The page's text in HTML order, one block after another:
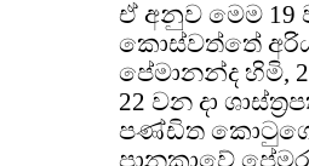
ඒ අනුව මෙම 19
කොස්වත්තේ
පේමානන්ද හිමි,
22 වන දා
පණ්ඩිත
පානකාවේ